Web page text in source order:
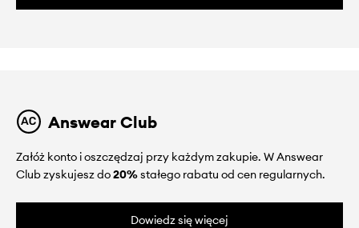
Answear Club
Załóż konto i oszczędzaj przy każdym zakupie. W Answear
Club zyskujesz do20%stałego rabatu od cen regularnych.
Dowiedz się więcej